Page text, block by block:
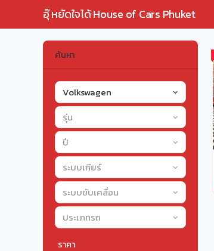
อุ๊ หยัดใจได้ House of Cars Phuket
ค้นหา
Volkswagen
รุ่น
ปี
ระบบเกียร์
ระบบขับเคลื่อน
ประเภทรถ
ราคา